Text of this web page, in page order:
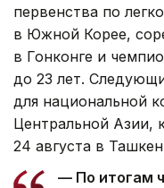
первенства по
в Южной Корее,
в Гонконге и
до 23 лет.
для национальной
Центральной Азии,
24 августа в
— По итогам